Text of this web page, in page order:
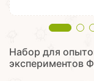
Набор для
экспериментов